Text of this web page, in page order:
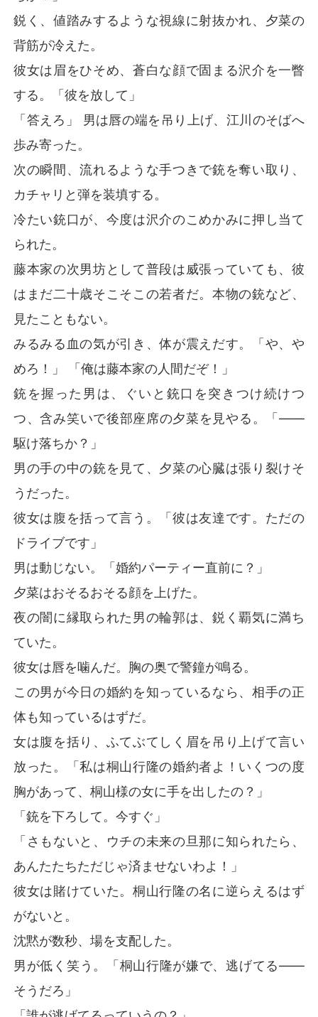
鋭く、値踏みするような視線に射抜かれ、夕菜の
背筋が冷えた。
彼女は眉をひそめ、蒼白な顔で固まる沢介を一瞥
する。「彼を放して」
「答えろ」 男は唇の端を吊り上げ、江川のそばへ
歩み寄った。
次の瞬間、流れるような手つきで銃を奪い取り、
カチャリと弾を装填する。
冷たい銃口が、今度は沢介のこめかみに押し当て
られた。
藤本家の次男坊として普段は威張っていても、彼
はまだ二十歳そこそこの若者だ。本物の銃など、
見たこともない。
みるみる血の気が引き、体が震えだす。「や、や
めろ！」 「俺は藤本家の人間だぞ！」
銃を握った男は、ぐいと銃口を突きつけ続けつ
つ、含み笑いで後部座席の夕菜を見やる。「――
駆け落ちか？」
男の手の中の銃を見て、夕菜の心臓は張り裂けそ
うだった。
彼女は腹を括って言う。「彼は友達です。ただの
ドライブです」
男は動じない。「婚約パーティー直前に？」
夕菜はおそるおそる顔を上げた。
夜の闇に縁取られた男の輪郭は、鋭く覇気に満ち
ていた。
彼女は唇を噛んだ。胸の奥で警鐘が鳴る。
この男が今日の婚約を知っているなら、相手の正
体も知っているはずだ。
女は腹を括り、ふてぶてしく眉を吊り上げて言い
放った。「私は桐山行隆の婚約者よ！いくつの度
胸があって、桐山様の女に手を出したの？」
「銃を下ろして。今すぐ」
「さもないと、ウチの未来の旦那に知られたら、
あんたたちただじゃ済ませないわよ！」
彼女は賭けていた。桐山行隆の名に逆らえるはず
がないと。
沈黙が数秒、場を支配した。
男が低く笑う。「桐山行隆が嫌で、逃げてる――
そうだろ」